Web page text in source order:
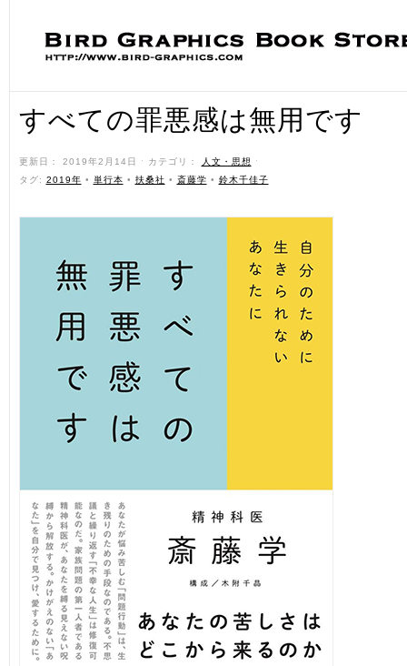
すべての罪悪感は無用です
更新日： 2019年2月14日 ˑ カテゴリ： 人文・思想
ˑ
タグ: 2019年 • 単行本 • 扶桑社 • 斎藤学 • 鈴木千佳子